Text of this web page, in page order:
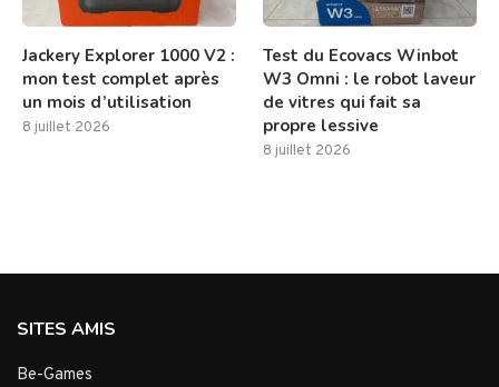
Jackery Explorer 1000 V2 :
mon test complet après
un mois d’utilisation
8 juillet 2026
Test du Ecovacs Winbot
W3 Omni : le robot laveur
de vitres qui fait sa
propre lessive
8 juillet 2026
SITES AMIS
Be-Games